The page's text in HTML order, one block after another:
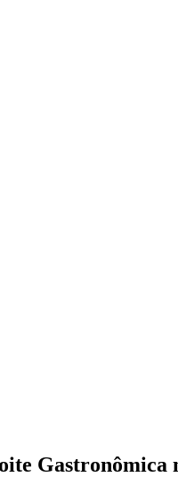
Gastronômica